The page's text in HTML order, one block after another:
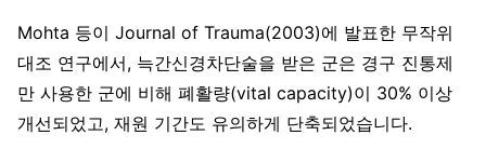
Mohta 등이 Journal of Trauma(2003)에 발표한 무작위
대조 연구에서, 늑간신경차단술을 받은 군은 경구 진통제
만 사용한 군에 비해 폐활량(vital capacity)이 30% 이상
개선되었고, 재원 기간도 유의하게 단축되었습니다.